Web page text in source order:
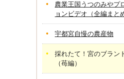
農業王国うつのみやプ
ョンビデオ（全編まと
宇都宮自慢の農産物
採れたて！宮のブラン
（苺編）